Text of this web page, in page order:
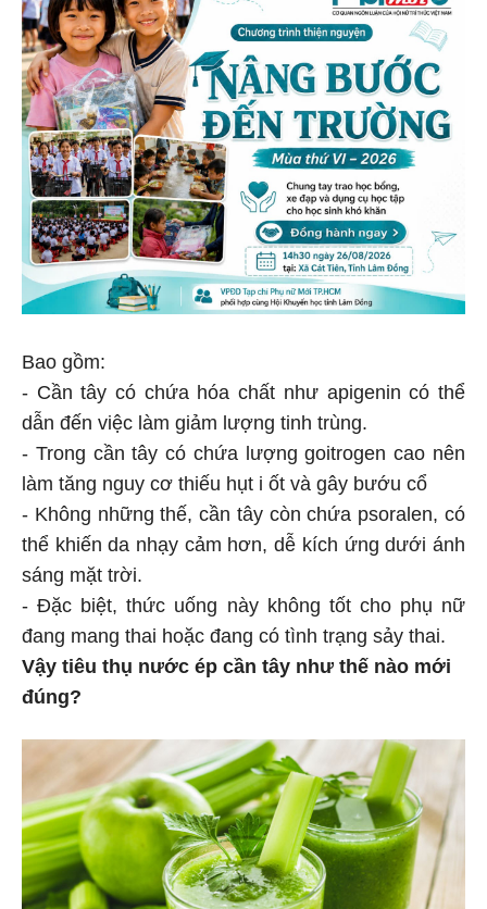
Bao gồm:
- Cần tây có chứa hóa chất như apigenin có thể
dẫn đến việc làm giảm lượng tinh trùng.
- Trong cần tây có chứa lượng goitrogen cao nên
làm tăng nguy cơ thiếu hụt i ốt và gây bướu cổ
- Không những thế, cần tây còn chứa psoralen, có
thể khiến da nhạy cảm hơn, dễ kích ứng dưới ánh
sáng mặt trời.
- Đặc biệt, thức uống này không tốt cho phụ nữ
đang mang thai hoặc đang có tình trạng sảy thai.
Vậy tiêu thụ nước ép cần tây như thế nào mới
đúng?